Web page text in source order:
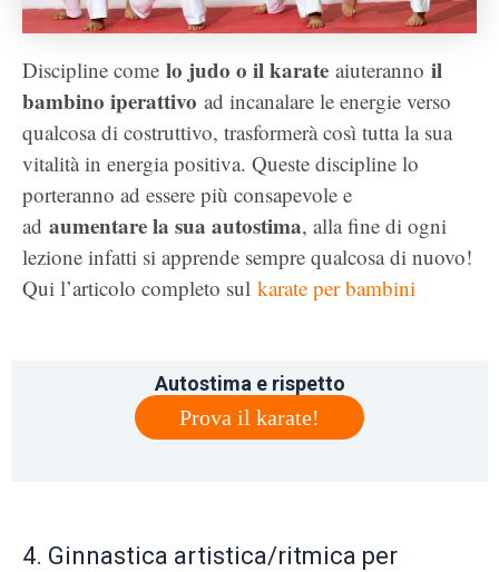
Discipline come lo judo o il karate aiuteranno il
bambino iperattivo ad incanalare le energie verso
qualcosa di costruttivo, trasformerà così tutta la sua
vitalità in energia positiva. Queste discipline lo
porteranno ad essere più consapevole e
ad aumentare la sua autostima, alla fine di ogni
lezione infatti si apprende sempre qualcosa di nuovo!
Qui l’articolo completo sul karate per bambini
Autostima e rispetto
Prova il karate!
4. Ginnastica artistica/ritmica per